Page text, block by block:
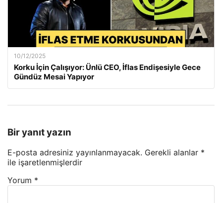
10/12/2025
Korku İçin Çalışıyor: Ünlü CEO, İflas Endişesiyle Gece
Gündüz Mesai Yapıyor
Bir yanıt yazın
E-posta adresiniz yayınlanmayacak. Gerekli alanlar *
ile işaretlenmişlerdir
Yorum *